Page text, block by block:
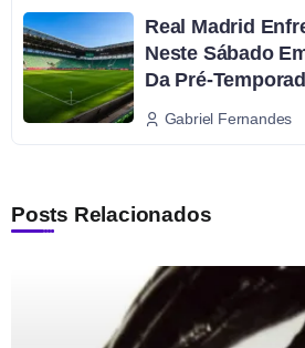
Real Madrid
Neste Sábado
Da Pré-
Gabriel Fernandes
Posts Relacionados